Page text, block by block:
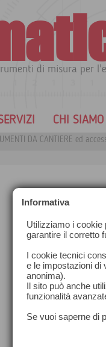
di misura per
CHI SIAMO
DA CANTIERE ed
Informativa
Utilizziamo i cookie
garantire il corretto
I cookie tecnici
e le impostazioni di
anonima).
Il sito può anche
funzionalità
Se vuoi saperne di